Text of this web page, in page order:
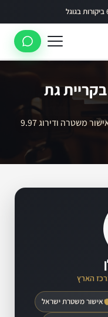
גת
שירות מנעולן מקצועי, מהיר ואמין, עם אישור משטרה ודירוג 9.97
הארץ
אישור משטרת ישראל